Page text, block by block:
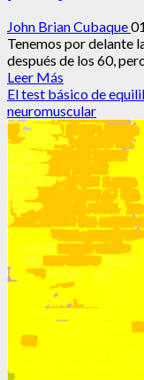
John Brian Cubaque
Tenemos por delante
después de los 60,
Leer Más
más
acerca
de
La
vejez
saludable
puede
rentable:
seis
principios
de
«economía
longevidad»
El test básico de
neuromuscular